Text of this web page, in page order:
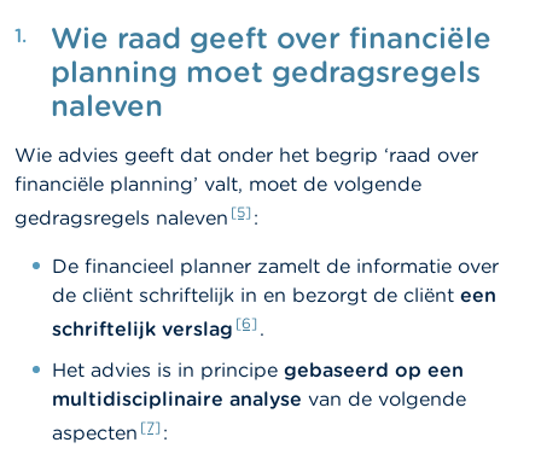
Wie raad geeft over financiële
planning moet gedragsregels
naleven
Wie advies geeft dat onder het begrip ‘raad over
financiële planning’ valt, moet de volgende
gedragsregels naleven [5] :
De financieel planner zamelt de informatie over
de cliënt schriftelijk in en bezorgt de cliënt een
schriftelijk verslag [6] .
Het advies is in principe gebaseerd op een
multidisciplinaire analyse van de volgende
aspecten [7] :